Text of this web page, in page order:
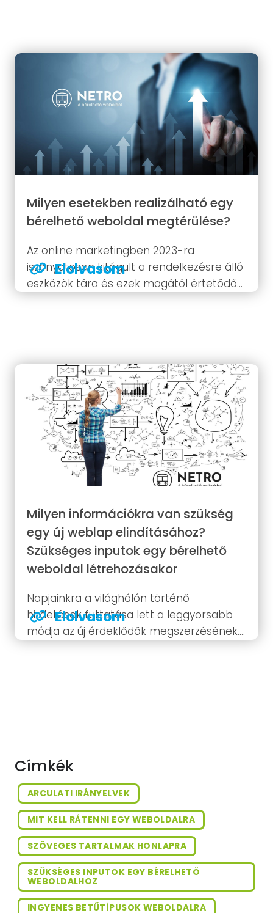
tapasztalat hiányában, a legfejlettebb
szerszámokkal is "kontármunka"...
Milyen esetekben realizálható egy
bérelhető weboldal megtérülése?
Az online marketingben 2023-ra
iszonyatosan kitágult a rendelkezésre álló
eszközök tára és ezek magától értetődő
módon egészen különböző árfekvésűek.
különbségek lehetnek. A befektetés
mértéke azonban nem minden esetben
arányos...
Elolvasom
Milyen információkra van szükség
egy új weblap elindításához?
Szükséges inputok egy bérelhető
weboldal létrehozásakor
Napjainkra a világhálón történő
hirdetések futtatása lett a leggyorsabb
módja az új érdeklődők megszerzésének.
Ha jól csináljuk, akkor nem csak a
Elolvasom
Címkék
ARCULATI IRÁNYELVEK
MIT KELL RÁTENNI EGY WEBOLDALRA
SZÖVEGES TARTALMAK HONLAPRA
SZÜKSÉGES INPUTOK EGY BÉRELHETŐ
WEBOLDALHOZ
INGYENES BETŰTÍPUSOK WEBOLDALRA